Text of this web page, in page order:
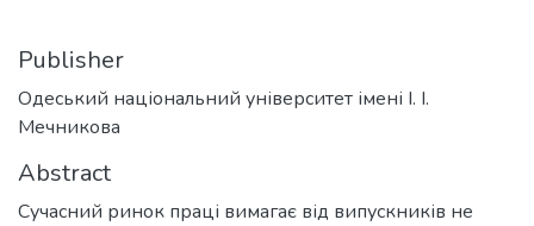
Publisher
Одеський національний університет імені І. І.
Мечникова
Abstract
Сучасний ринок праці вимагає від випускників не